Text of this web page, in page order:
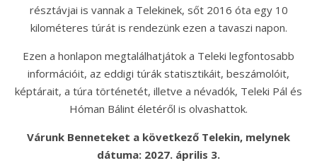
résztávjai is vannak a Telekinek, sőt 2016 óta egy 10
kilométeres túrát is rendezünk ezen a tavaszi napon.
Ezen a honlapon megtalálhatjátok a Teleki legfontosabb
információit, az eddigi túrák statisztikáit, beszámolóit,
képtárait, a túra történetét, illetve a névadók, Teleki Pál és
Hóman Bálint életéről is olvashattok.
Várunk Benneteket a következő Telekin, melynek
dátuma: 2027. április 3.